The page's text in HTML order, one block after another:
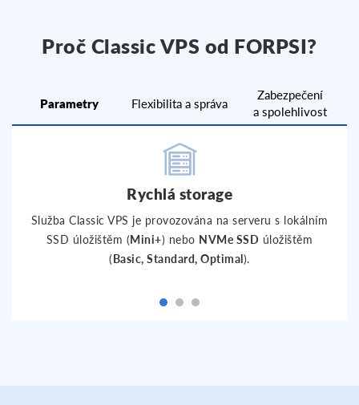
Proč Classic VPS od FORPSI?
Parametry Flexibilita a správa
Zabezpečení
a spolehlivost
Rychlá storage
Služba Classic VPS je provozována na serveru s lokálním
SSD úložištěm (Mini+) nebo NVMe SSD úložištěm
(Basic, Standard, Optimal).